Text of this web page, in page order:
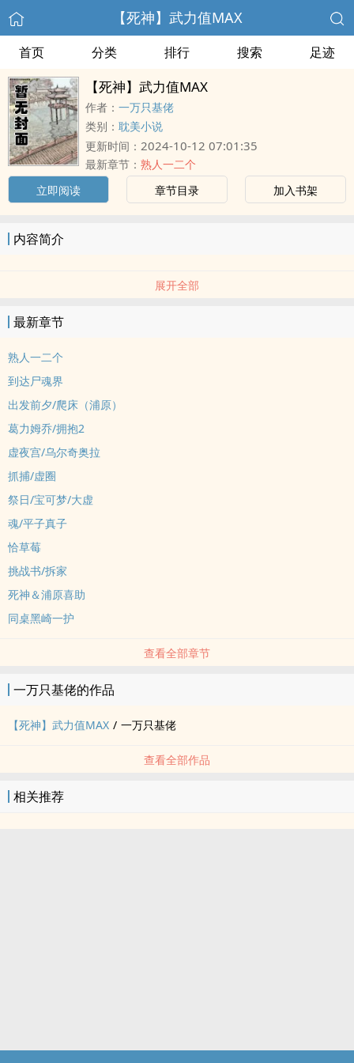
【死神】武力值MAX
首页 分类 排行 搜索 足迹
【死神】武力值MAX
作者： 一万只基佬
类别： 耽美小说
更新时间： 2024-10-12 07:01:35
最新章节： 熟人一二个
立即阅读
章节目录 加入书架
内容简介
展开全部
最新章节
熟人一二个
到达尸魂界
出发前夕/爬床（浦原）
葛力姆乔/拥抱2
虚夜宫/乌尔奇奥拉
抓捕/虚圈
祭日/宝可梦/大虚
魂/平子真子
恰草莓
挑战书/拆家
死神＆浦原喜助
同桌黑崎一护
查看全部章节
一万只基佬的作品
【死神】武力值MAX / 一万只基佬
查看全部作品
相关推荐